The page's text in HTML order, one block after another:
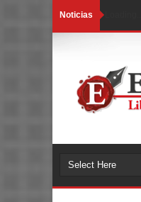
Noticias